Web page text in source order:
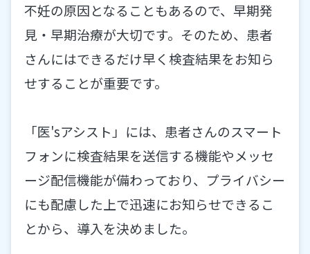
不妊の原因となることもあるので、早期発
見・早期治療が大切です。そのため、患者
さんにはできるだけ早く検査結果をお知ら
せすることが重要です。
「医'sアシスト」には、患者さんのスマート
フォンに検査結果を送信する機能やメッセ
ージ配信機能が備わっており、プライバシー
にも配慮した上で迅速にお知らせできるこ
とから、導入を決めました。